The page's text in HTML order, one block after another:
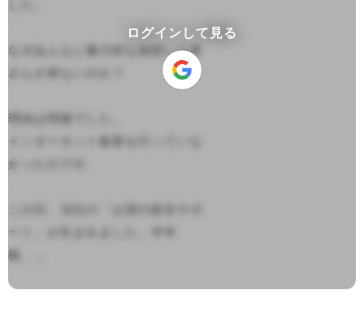
なぜあんなに魅力的な旅館にお客
さんが来ないのか？
理由は明確でした。
インターネット集客を行っていな
かったのです。
ート」が生まれました。半年
後、...
ログインして見る